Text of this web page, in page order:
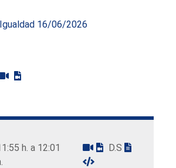
16/06/2026
h. a 12:01
D.S